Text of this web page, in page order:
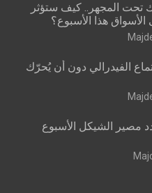
تحت المجهر.. كيف ستؤثر
الأسواق هذا الأسبوع؟
الفيدرالي دون أن يُحرّك
مصير الشيكل الأسبوع